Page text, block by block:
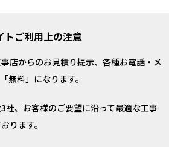
トご利用上の注意
店からのお見積り提示、各種お電話・メ
無料」になります。
社、お客様のご要望に沿って最適な工事
ります。